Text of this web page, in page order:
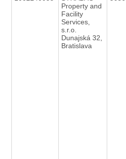
Property and
Facility
Services,
s.r.o.
Dunajská 32,
Bratislava